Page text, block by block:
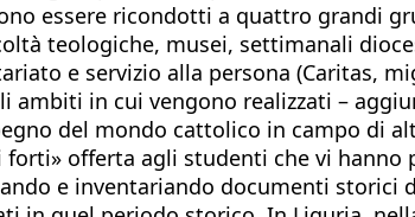
essere ricondotti a quattro grandi
teologiche, musei, settimanali
e servizio alla persona (Caritas,
ambiti in cui vengono realizzati –
del mondo cattolico in campo di
forti» offerta agli studenti che vi hanno
e inventariando documenti